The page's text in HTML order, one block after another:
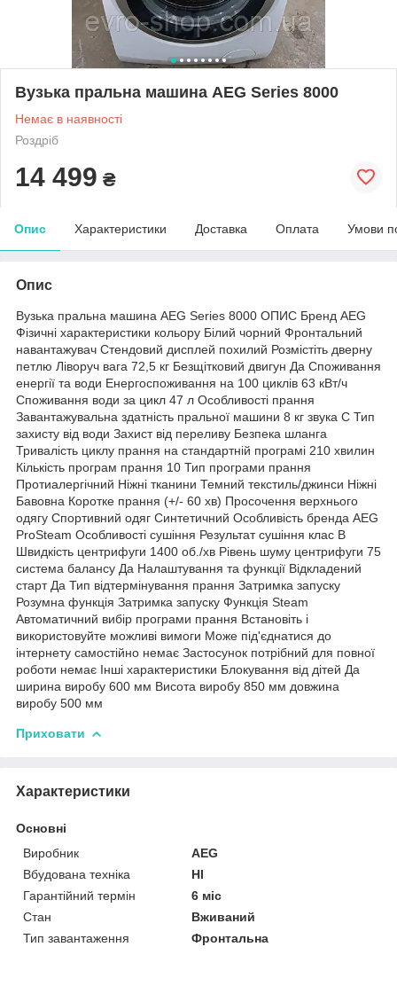
Вузька пральна машина AEG Series 8000
Немає в наявності
Роздріб
14 499 ₴
Опис Характеристики Доставка Оплата Умови
Опис
Вузька пральна машина AEG Series 8000 ОПИС Бренд AEG
Фізичні характеристики кольору Білий чорний Фронтальний
навантажувач Стендовий дисплей похилий Розмістіть дверну
петлю Ліворуч вага 72,5 кг Безщітковий двигун Да Споживання
енергії та води Енергоспоживання на 100 циклів 63 кВт/ч
Споживання води за цикл 47 л Особливості прання
Завантажувальна здатність пральної машини 8 кг звука C Тип
захисту від води Захист від переливу Безпека шланга
Тривалість циклу прання на стандартній програмі 210 хвилин
Кількість програм прання 10 Тип програми прання
Протиалергічний Ніжні тканини Темний текстиль/джинси Ніжні
Бавовна Коротке прання (+/- 60 хв) Просочення верхнього
одягу Спортивний одяг Синтетичний Особливість бренда AEG
ProSteam Особливості сушіння Результат сушіння клас B
Швидкість центрифуги 1400 об./хв Рівень шуму центрифуги 75
система балансу Да Налаштування та функції Відкладений
старт Да Тип відтермінування прання Затримка запуску
Розумна функція Затримка запуску Функція Steam
Автоматичний вибір програми прання Встановіть і
використовуйте можливі вимоги Може під'єднатися до
інтернету самостійно немає Застосунок потрібний для повної
роботи немає Інші характеристики Блокування від дітей Да
ширина виробу 600 мм Висота виробу 850 мм довжина
виробу 500 мм
Приховати
Характеристики
Основні
Виробник
AEG
Вбудована техніка
НІ
Гарантійний термін
6 міс
Стан
Вживаний
Тип завантаження
Фронтальна